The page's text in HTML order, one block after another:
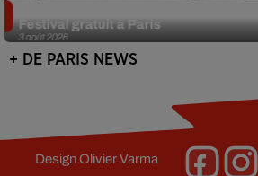
3 août 2026
Festival gratuit à Paris
+ DE PARIS NEWS
DesignOlivier Varma